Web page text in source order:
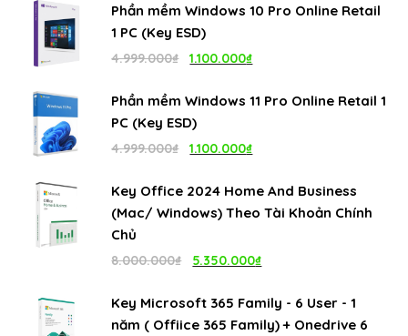
Phần mềm Windows 10 Pro Online Retail
1 PC (Key ESD)
4.999.000₫
Giá
là:
1.100.000₫
tại
Phần mềm Windows 11 Pro Online Retail 1
PC (Key ESD)
4.999.000₫
Giá
là:
1.100.000₫
tại
1.100.000₫.
Key Office 2024 Home And Business
(Mac/ Windows) Theo Tài Khoản Chính
Chủ
8.000.000₫
Giá
là:
5.350.000₫
tại
Key Microsoft 365 Family - 6 User - 1
năm ( Offiice 365 Family) + Onedrive 6